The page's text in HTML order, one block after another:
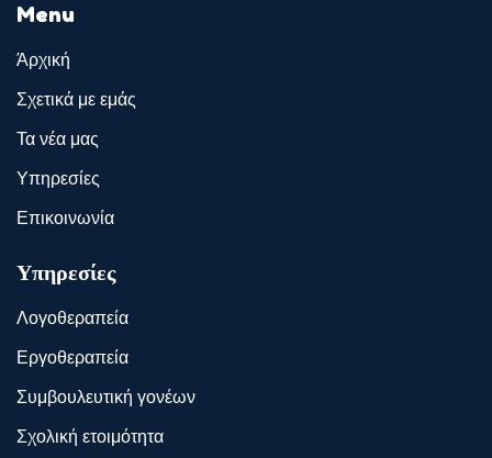
Menu
Άρχική
Σχετικά με εμάς
Τα νέα μας
Υπηρεσίες
Επικοινωνία
Υπηρεσίες
Λογοθεραπεία
Εργοθεραπεία
Συμβουλευτική γονέων
Σχολική ετοιμότητα